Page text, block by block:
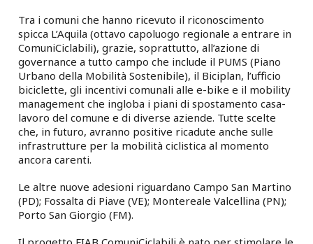
Tra i comuni che hanno ricevuto il riconoscimento
spicca L’Aquila (ottavo capoluogo regionale a entrare in
ComuniCiclabili), grazie, soprattutto, all’azione di
governance a tutto campo che include il PUMS (Piano
Urbano della Mobilità Sostenibile), il Biciplan, l’ufficio
biciclette, gli incentivi comunali alle e-bike e il mobility
management che ingloba i piani di spostamento casa-
lavoro del comune e di diverse aziende. Tutte scelte
che, in futuro, avranno positive ricadute anche sulle
infrastrutture per la mobilità ciclistica al momento
ancora carenti.
Le altre nuove adesioni riguardano Campo San Martino
(PD); Fossalta di Piave (VE); Montereale Valcellina (PN);
Porto San Giorgio (FM).